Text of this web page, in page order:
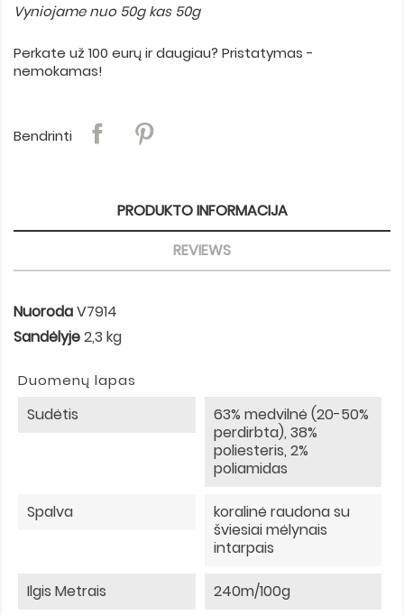
Vyniojame nuo 50g kas 50g
Perkate už 100 eurų ir daugiau? Pristatymas -
nemokamas!
Bendrinti
PRODUKTO INFORMACIJA
REVIEWS
NuorodaV7914
Sandėlyje2,3 kg
Duomenų lapas
Sudėtis
63% medvilnė (20-50%
perdirbta), 38%
poliesteris, 2%
poliamidas
Spalva
koralinė raudona su
šviesiai mėlynais
intarpais
Ilgis Metrais 240m/100g